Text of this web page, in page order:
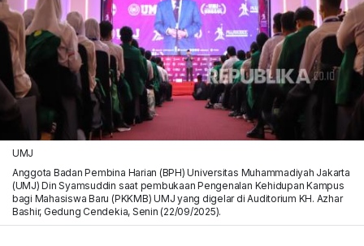
UMJ
Anggota Badan Pembina Harian (BPH) Universitas Muhammadiyah Jakarta
(UMJ) Din Syamsuddin saat pembukaan Pengenalan Kehidupan Kampus
bagi Mahasiswa Baru (PKKMB) UMJ yang digelar di Auditorium KH. Azhar
Bashir, Gedung Cendekia, Senin (22/09/2025).